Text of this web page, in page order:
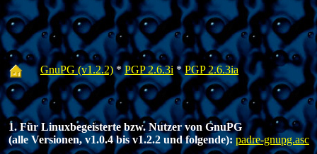
GnuPG (v1.2.2)*PGP 2.6.3i *PGP 2.6.3ia
1. Für Linuxbegeisterte bzw. Nutzer von GnuPG
(alle Versionen, v1.0.4 bis v1.2.2 und folgende): padre-gnupg.asc